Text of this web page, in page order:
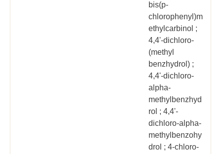
bis(p-
chlorophenyl)m
ethylcarbinol ;
4,4'-dichloro-
(methyl
benzhydrol) ;
4,4'-dichloro-
alpha-
methylbenzhyd
rol ; 4,4'-
dichloro-alpha-
methylbenzohy
drol ; 4-chloro-